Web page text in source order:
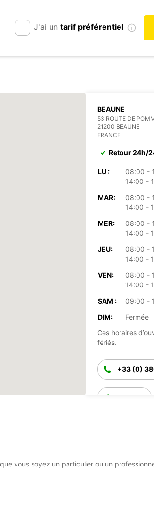
J'ai un tarif préférentiel
BEAUNE
53 ROUTE DE
21200 BEAUNE
FRANCE
Retour 24h/
LU :
08:00 -
14:00 -
MAR:
08:00 -
14:00 -
MER:
08:00 -
14:00 -
JEU:
08:00 -
14:00 -
VEN:
08:00 -
14:00 -
SAM :
09:00 -
DIM:
Fermée
Ces horaires
fériés.
+33 (0)
Itinéraire
vous soyez un particulier ou un